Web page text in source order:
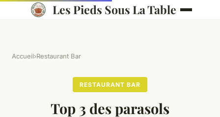
Les Pieds Sous La Table
Accueil›Restaurant Bar
RESTAURANT BAR
Top 3 des parasols